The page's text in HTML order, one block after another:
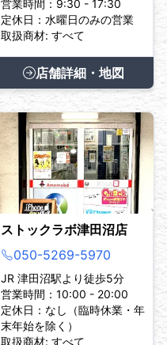
営業時間：9:30 - 17:30
定休日：水曜日のみの営業
取扱商材: すべて
店舗詳細・地図
ストックラボ津田沼店
050-5269-5970
JR 津田沼駅より徒歩5分
営業時間：10:00 - 20:00
定休日：なし（臨時休業・年
末年始を除く）
取扱商材: すべて